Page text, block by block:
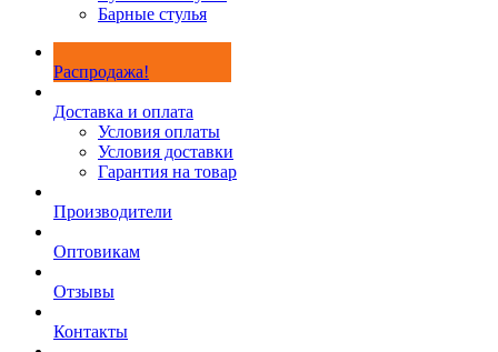
Барные стулья
Распродажа!
Доставка и оплата
Условия оплаты
Условия доставки
Гарантия на товар
Производители
Оптовикам
Отзывы
Контакты